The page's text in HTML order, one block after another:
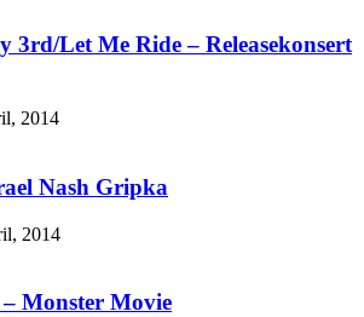
3rd/Let Me Ride – Releasekonsert
2014
Nash Gripka
2014
Monster Movie